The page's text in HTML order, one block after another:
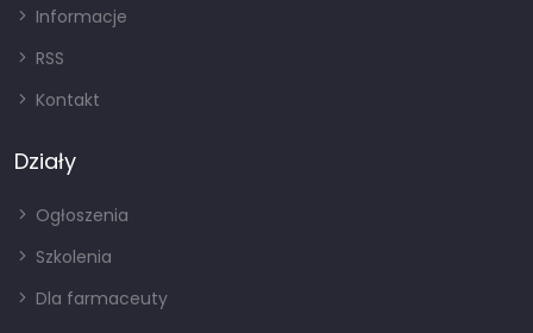
Informacje
RSS
Kontakt
Działy
Ogłoszenia
Szkolenia
Dla farmaceuty